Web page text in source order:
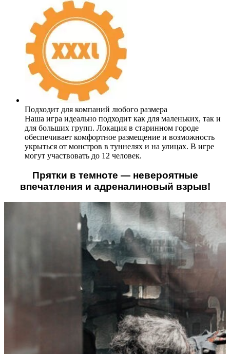
Подходит для компаний любого размера
Наша игра идеально подходит как для маленьких, так и
для больших групп. Локация в старинном городе
обеспечивает комфортное размещение и возможность
укрыться от монстров в туннелях и на улицах. В игре
могут участвовать до 12 человек.
Прятки в темноте — невероятные
впечатления и адреналиновый взрыв!